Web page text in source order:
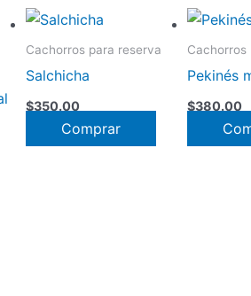
Cachorros para reserva
Salchicha
$350.00
Comprar
Cachorros
Pekinés
$380.00